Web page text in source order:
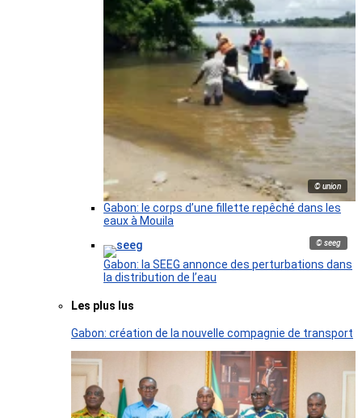
© union
Gabon: le corps d’une fillette repêché dans les
eaux à Mouila
© seeg
Gabon: la SEEG annonce des perturbations dans
la distribution de l’eau
Les plus lus
Gabon: création de la nouvelle compagnie de transport